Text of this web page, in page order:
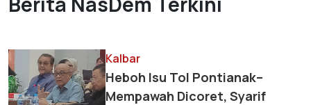
Kalbar
Heboh Isu Tol Pontianak–
Mempawah Dicoret, Syarif